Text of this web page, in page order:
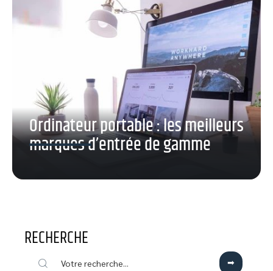
Ordinateur portable : les meilleurs
marques d’entrée de gamme
RECHERCHE